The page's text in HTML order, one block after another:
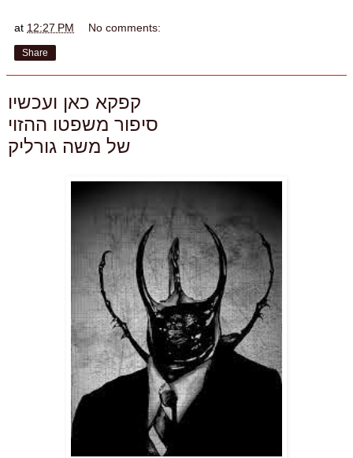
at 12:27 PM No comments:
Share
קפקא כאן ועכשיו
סיפור משפטו ההזוי
של משה גורליק